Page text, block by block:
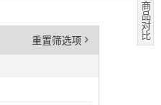
重置筛选项 '
商
品
对
比